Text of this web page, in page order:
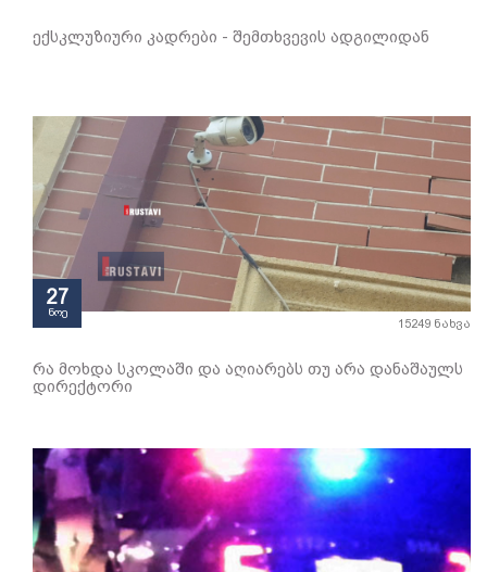
ექსკლუზიური კადრები - შემთხვევის ადგილიდან
27
ნოე
15249 ნახვა
რა მოხდა სკოლაში და აღიარებს თუ არა დანაშაულს
დირექტორი